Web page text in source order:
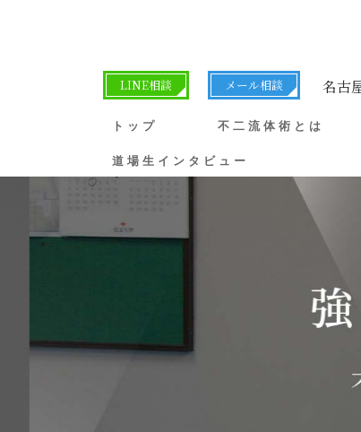
LINE相談 メール相談 名古
トップ 不二流体術とは
道場生インタビュー